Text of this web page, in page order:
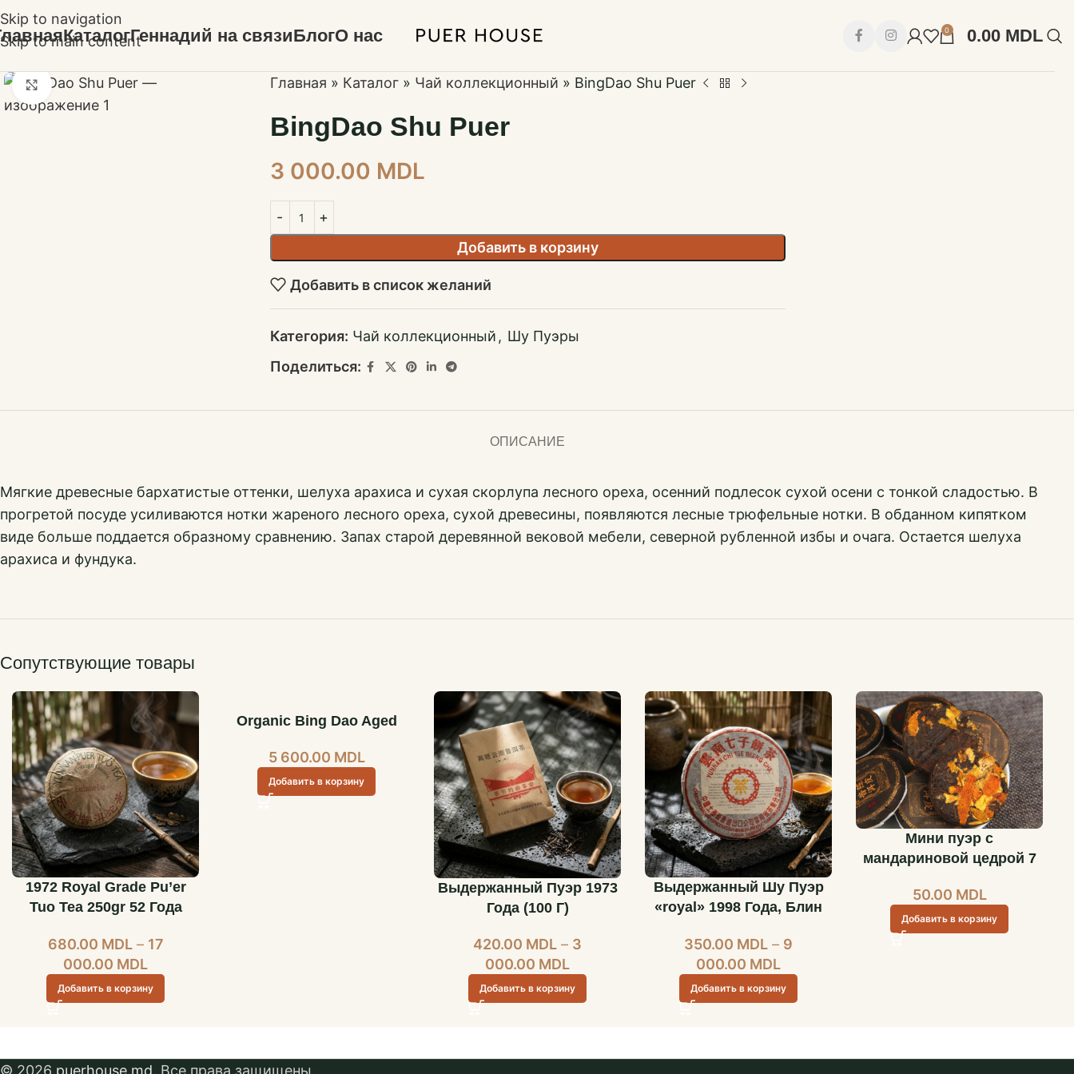
Skip to navigation
Skip to main content
КаталогГеннадий на связиБлогО нас 0 0.00 MDL
Нажмите, чтобы увеличить Главная » Каталог» Чай коллекционный » BingDao Shu Puer
BingDao Shu Puer
3 000.00 MDL
Добавить в корзину
Добавить в список желаний
Категория: Чай коллекционный , Шу Пуэры
Поделиться:
ОПИСАНИЕ
Мягкие древесные бархатистые оттенки, шелуха арахиса и сухая скорлупа лесного ореха, осенний подлесок сухой осени с тонкой сладостью. В
прогретой посуде усиливаются нотки жареного лесного ореха, сухой древесины, появляются лесные трюфельные нотки. В обданном кипятком
виде больше поддается образному сравнению. Запах старой деревянной вековой мебели, северной рубленной избы и очага. Остается шелуха
арахиса и фундука.
Сопутствующие товары
1972 Royal Grade Pu’er
Tuo Tea 250gr 52 Года
680.00 MDL – 17
000.00 MDL
Добавить в корзину
Organic Bing Dao Aged
5 600.00 MDL
Добавить в корзину
Выдержанный Пуэр 1973
Года (100 Г)
420.00 MDL – 3
000.00 MDL
Добавить в корзину
Выдержанный Шу Пуэр
«royal» 1998 Года, Блин
350.00 MDL – 9
000.00 MDL
Добавить в корзину
Мини пуэр с
мандариновой цедрой 7
50.00 MDL
Добавить в корзину
© 2026 puerhouse.md . Все права защищены